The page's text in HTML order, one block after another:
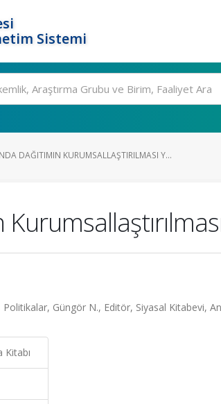
Sistemi
DAĞITIMIN KURUMSALLAŞTIRILMASI Y...
Güngör N., Editör, Siyasal Kitabevi,